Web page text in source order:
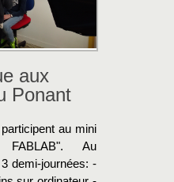
aux
Ponant
au mini
FABLAB". Au
demi-journées: -